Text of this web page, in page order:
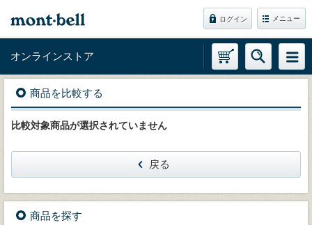
ログイン メニュー
オンラインストア
商品を比較する
比較対象商品が選択されていません
戻る
商品を探す